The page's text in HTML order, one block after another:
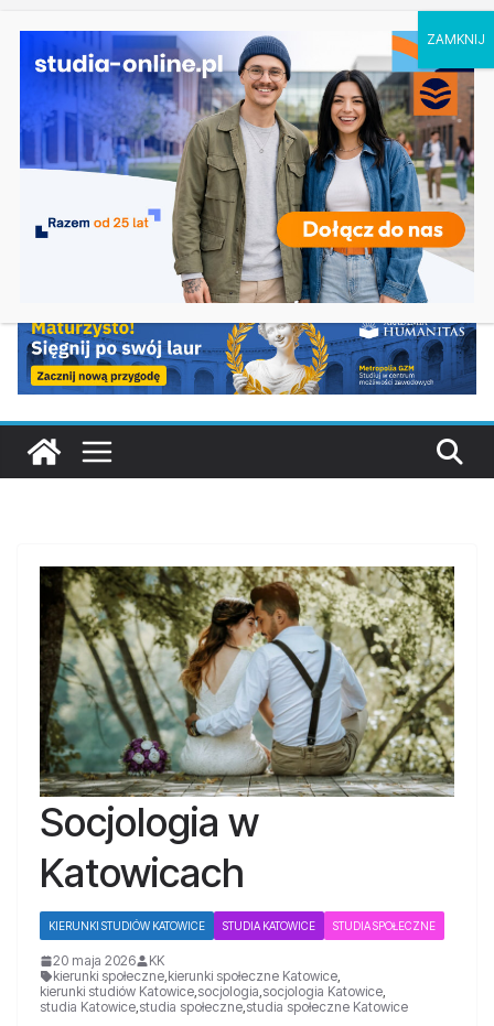
Ostatnie
wpisy:
Rekrutacja na studia 2027/2028 na uczelnie
państwowe w Katowicach
Rekrutacja na studia 2027/2028 – Uniwersytet
Radomski: kierunki, terminy, zasady
Psychologia w Opolu, zasady rekrutacji 2027
Politechnika Krakowska rekrutacja na studia
2027/2028, kierunki, terminy, zasady
Wychowanie fizyczne w służbach mundurowych
w Rzeszowie
Socjologia w
Katowicach
KIERUNKI STUDIÓW KATOWICE STUDIA KATOWICE STUDIA SPOŁECZNE
20 maja 2026
KK
kierunki społeczne,kierunki społeczne Katowice,
kierunki studiów Katowice,socjologia,socjologia Katowice,
studia Katowice,studia społeczne,studia społeczne Katowice